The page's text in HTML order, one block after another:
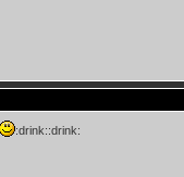
:drink::drink: